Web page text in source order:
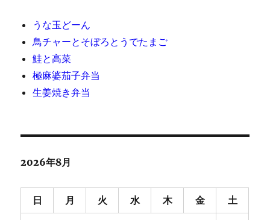
うな玉どーん
鳥チャーとそぼろとうでたまご
鮭と高菜
極麻婆茄子弁当
生姜焼き弁当
2026年8月
日 月 火 水 木 金 土